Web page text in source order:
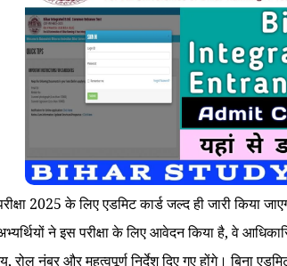
2025 के लिए एडमिट कार्ड जल्द ही जारी किया
ने इस परीक्षा के लिए आवेदन किया है, वे
रोल नंबर और महत्वपूर्ण निर्देश दिए गए होंगे। बिना